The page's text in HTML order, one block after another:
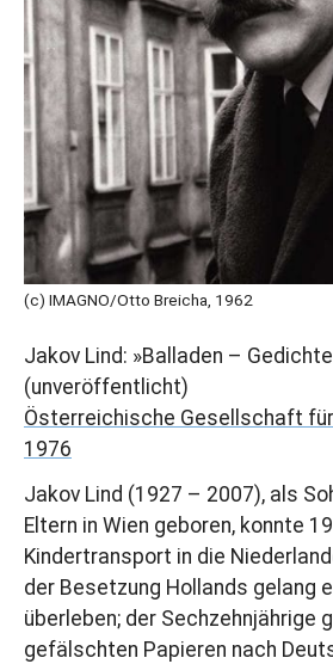
(c) IMAGNO/Otto Breicha, 1962
Jakov Lind: »Balladen –
(unveröffentlicht)
Österreichische Gesellschaft für
1976
Jakov Lind (1927 – 2007), als
Eltern in Wien geboren, konnte
Kindertransport in die
der Besetzung Hollands gelang
überleben; der Sechzehnjährige
gefälschten Papieren nach